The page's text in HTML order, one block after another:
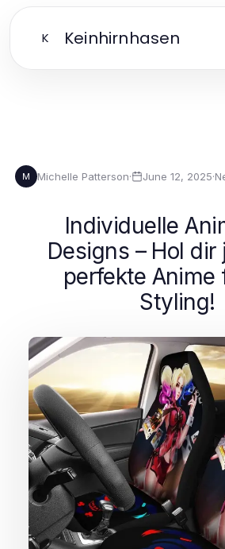
K Keinhirnhasen
M Michelle Patterson· June 12, 2025·
Individuelle
Designs – Hol dir
perfekte Anime
Styling!